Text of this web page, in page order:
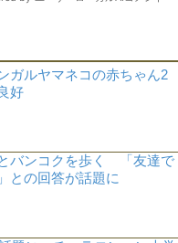
ガルヤマネコの赤ちゃん2
好
バンコクを歩く 「友達で
との回答が話題に